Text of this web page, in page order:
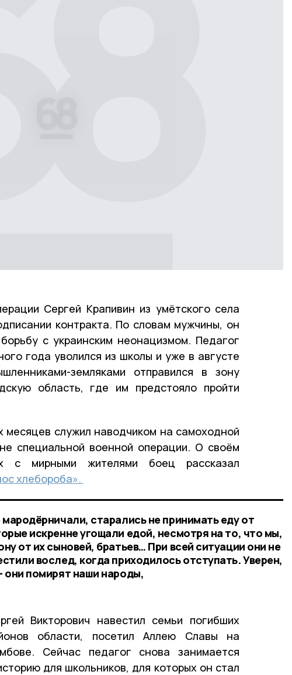
Сергей Крапивин из умётского села
контракта. По словам мужчины, он
с украинским неонацизмом. Педагог
года уволился из школы и уже в августе
земляками отправился в зону
область, где им предстояло пройти
месяцев служил наводчиком на самоходной
специальной военной операции. О своём
с мирными жителями боец рассказал
хлебороба».
старались не принимать еду от
искренне угощали едой, несмотря на то, что мы,
от их сыновей, братьев… При всей ситуации они не
вослед, когда приходилось отступать. Уверен,
они помирят наши народы,
Викторович навестил семьи погибших
области, посетил Аллею Славы на
Сейчас педагог снова занимается
для школьников, для которых он стал